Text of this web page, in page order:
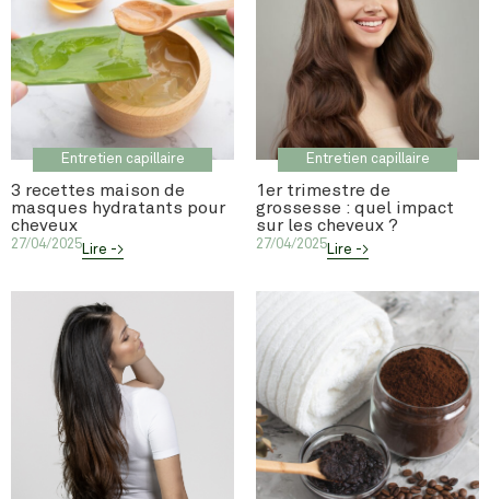
Entretien capillaire
3 recettes maison de
masques hydratants pour
cheveux
27/04/2025Lire ->
Entretien capillaire
1er trimestre de
grossesse : quel impact
sur les cheveux ?
27/04/2025Lire ->